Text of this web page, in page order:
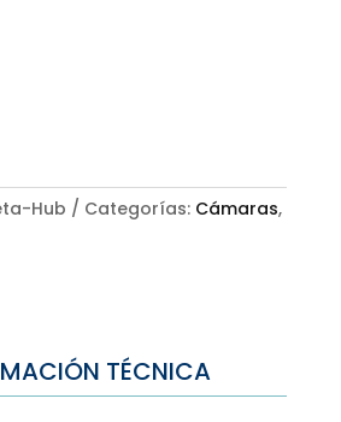
Hub Categorías: Cámaras,
TÉCNICA